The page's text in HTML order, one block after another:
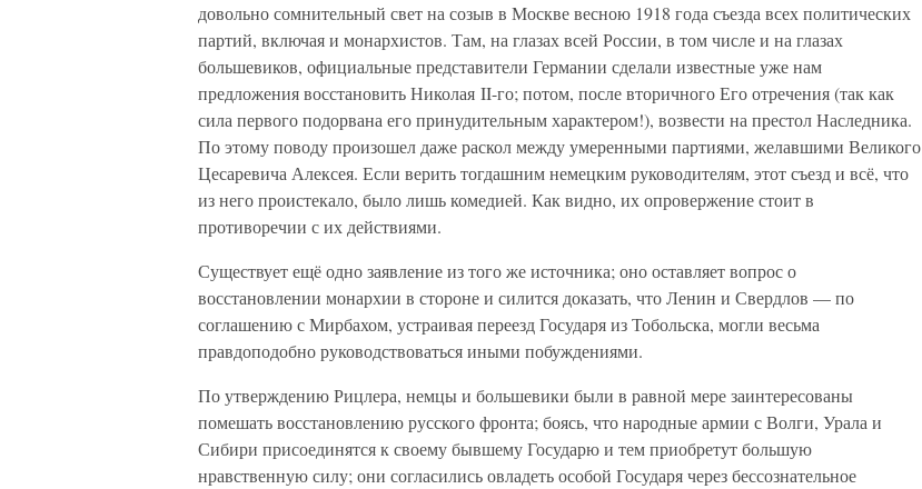
довольно сомнительный свет на созыв в Москве весною 1918 года съезда всех политических
партий, включая и монархистов. Там, на глазах всей России, в том числе и на глазах
большевиков, официальные представители Германии сделали известные уже нам
предложения восстановить Николая II-го; потом, после вторичного Его отречения (так как
сила первого подорвана его принудительным характером!), возвести на престол Наследника.
По этому поводу произошел даже раскол между умеренными партиями, желавшими Великого
Цесаревича Алексея. Если верить тогдашним немецким руководителям, этот съезд и всё, что
из него проистекало, было лишь комедией. Как видно, их опровержение стоит в
противоречии с их действиями.
Существует ещё одно заявление из того же источника; оно оставляет вопрос о
восстановлении монархии в стороне и силится доказать, что Ленин и Свердлов — по
соглашению с Мирбахом, устраивая переезд Государя из Тобольска, могли весьма
правдоподобно руководствоваться иными побуждениями.
По утверждению Рицлера, немцы и большевики были в равной мере заинтересованы
помешать восстановлению русского фронта; боясь, что народные армии с Волги, Урала и
Сибири присоединятся к своему бывшему Государю и тем приобретут большую
нравственную силу; они согласились овладеть особой Государя через бессознательное